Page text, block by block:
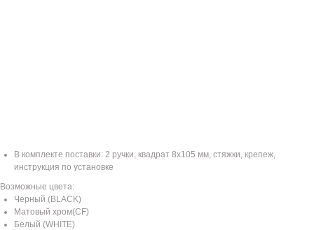
В комплекте поставки: 2 ручки, квадрат 8х105 мм, стяжки, крепеж,
инструкция по установке
Возможные цвета:
Черный (BLACK)
Матовый хром(CF)
Белый (WHITE)